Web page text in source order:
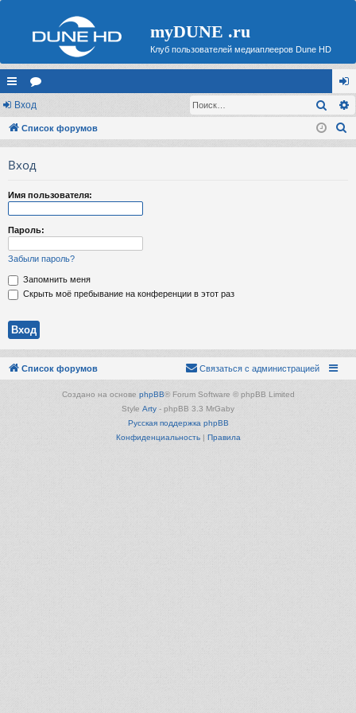
myDUNE .ru
Клуб пользователей медиаплееров Dune HD
с
ы
ор
ум
хо
д
Вход
Список форумов
Вход
Имя пользователя:
Пароль:
Забыли пароль?
Запомнить меня
Скрыть моё пребывание на конференции в этот раз
Список форумов Связаться с администрацией
Создано на основе phpBB® Forum Software © phpBB Limited
Style Arty - phpBB 3.3 MrGaby
Русская поддержка phpBB
Конфиденциальность| Правила